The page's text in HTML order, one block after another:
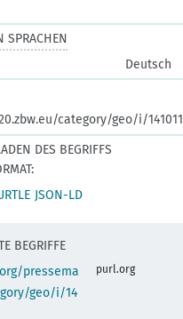
SPRACHEN
Deutsch
category/geo/i/141011
DES BEGRIFFS
JSON-LD
BEGRIFFE
pressema
geo/i/14
purl.org